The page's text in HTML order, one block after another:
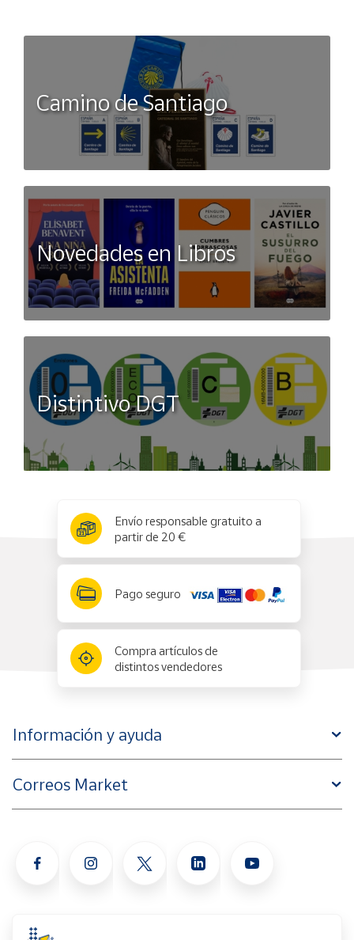
Camino de Santiago
Novedades en Libros
Distintivo DGT
Envío responsable gratuito a
partir de 20 €
Pago seguro
Compra artículos de
distintos vendedores
Información y ayuda
Correos Market